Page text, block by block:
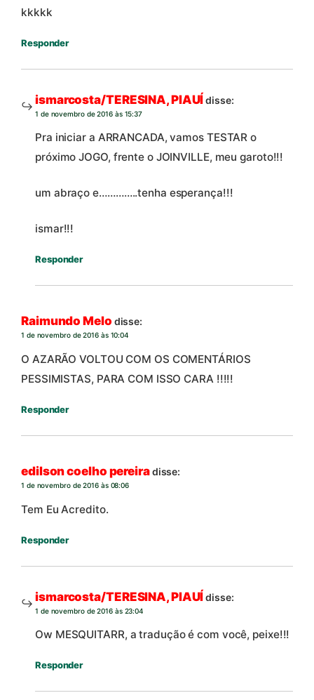
kkkkk
Responder
ismarcosta/TERESINA, PIAUÍdisse:
1 de novembro de 2016 às 15:37
Pra iniciar a ARRANCADA, vamos TESTAR o
próximo JOGO, frente o JOINVILLE, meu garoto!!!
um abraço e…………..tenha esperança!!!
ismar!!!
Responder
Raimundo Melo disse:
1 de novembro de 2016 às 10:04
O AZARÃO VOLTOU COM OS COMENTÁRIOS
PESSIMISTAS, PARA COM ISSO CARA !!!!!
Responder
edilson coelho pereiradisse:
1 de novembro de 2016 às 08:06
Tem Eu Acredito.
Responder
ismarcosta/TERESINA, PIAUÍdisse:
1 de novembro de 2016 às 23:04
Ow MESQUITARR, a tradução é com você, peixe!!!
Responder